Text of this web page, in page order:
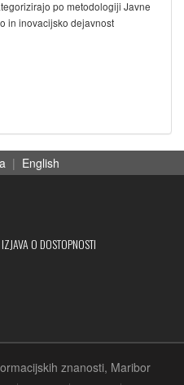
po metodologiji Javne
in inovacijsko dejavnost
| English
IZJAVA O DOSTOPNOSTI
znanosti, Maribor